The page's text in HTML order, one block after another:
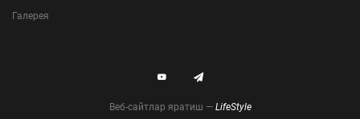
Галерея
Веб-сайтлар яратиш — LifeStyle